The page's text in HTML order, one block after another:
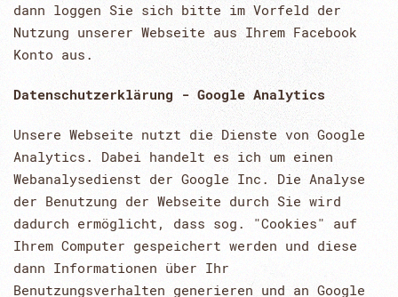
dann loggen Sie sich bitte im Vorfeld der
Nutzung unserer Webseite aus Ihrem Facebook
Konto aus.
Datenschutzerklärung - Google Analytics
Unsere Webseite nutzt die Dienste von Google
Analytics. Dabei handelt es ich um einen
Webanalysedienst der Google Inc. Die Analyse
der Benutzung der Webseite durch Sie wird
dadurch ermöglicht, dass sog. "Cookies" auf
Ihrem Computer gespeichert werden und diese
dann Informationen über Ihr
Benutzungsverhalten generieren und an Google